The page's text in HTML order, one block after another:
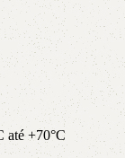
até +70°C